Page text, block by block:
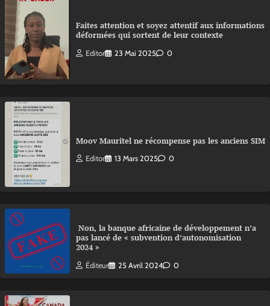
Faites attention et soyez attentif aux informations
déformées qui sortent de leur contexte
Editor 23 Mai 2025 0
Moov Mauritel ne récompense pas les anciens SIM
Editor 13 Mars 2025 0
Non, la banque africaine de développement n’a
pas lancé de « subvention d’autonomisation
2024 »
Éditeur 25 Avril 2024 0